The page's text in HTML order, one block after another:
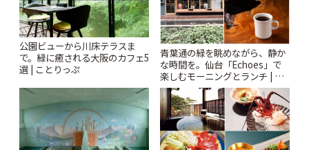
公園ビューから川床テラスま
で。緑に癒される大阪のカフェ5
選 | ことりっぷ
青葉通の緑を眺めながら、静か
な時間を。仙台「Echoes」で
楽しむモーニングとランチ | こ
とりっぷ